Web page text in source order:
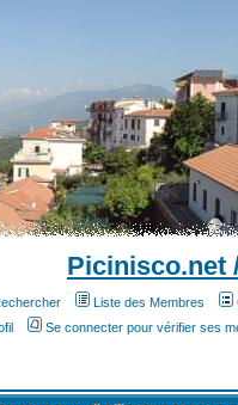
Picinisco.net
Liste des Membres
Se connecter pour vérifier ses